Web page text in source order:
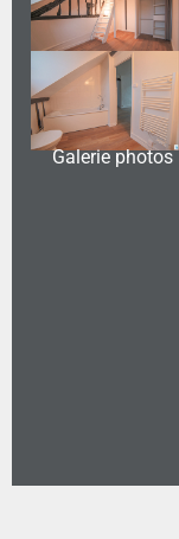
Galerie photos